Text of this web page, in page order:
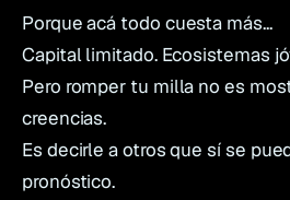
Porque acá todo cuesta más...
Capital limitado. Ecosistemas
Pero romper tu milla no es
creencias.
Es decirle a otros que sí se
pronóstico.